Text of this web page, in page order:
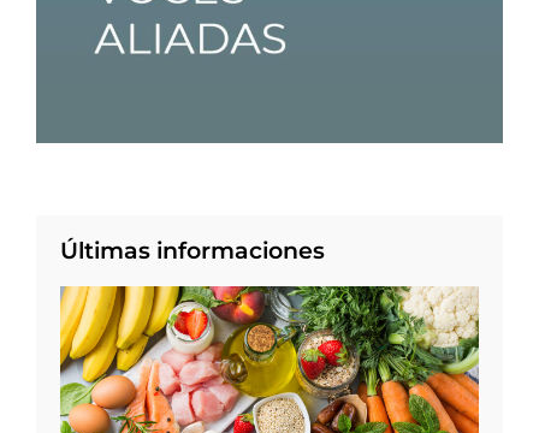
Últimas informaciones